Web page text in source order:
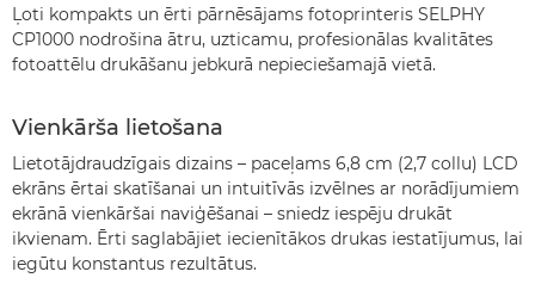
Ļoti kompakts un ērti pārnēsājams fotoprinteris SELPHY
CP1000 nodrošina ātru, uzticamu, profesionālas kvalitātes
fotoattēlu drukāšanu jebkurā nepieciešamajā vietā.
Vienkārša lietošana
Lietotājdraudzīgais dizains – paceļams 6,8 cm (2,7 collu) LCD
ekrāns ērtai skatīšanai un intuitīvās izvēlnes ar norādījumiem
ekrānā vienkāršai naviģēšanai – sniedz iespēju drukāt
ikvienam. Ērti saglabājiet iecienītākos drukas iestatījumus, lai
iegūtu konstantus rezultātus.